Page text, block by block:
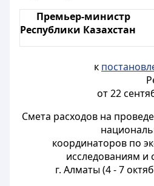
Премьер-министр
Республики Казахстан
к
от 22
Смета расходов на
координаторов по
исследованиям и
г. Алматы (4 - 7